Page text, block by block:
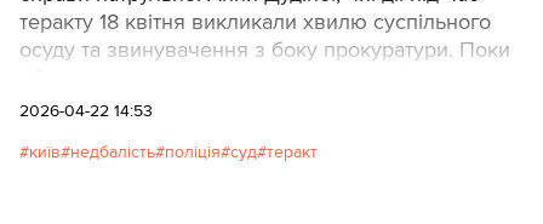
мільярди доларів.
теракту 18 квітня викликали хвилю суспільного
осуду та звинувачення з боку прокуратури. Поки
вартою, називаючи дії поліцейських пріоритетом
ситуацію критичної невизначеності, де відкриття
2026-04-22 14:53
київ недбалість поліція суд теракт